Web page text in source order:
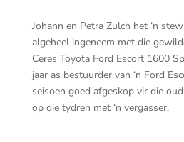
Johann en Petra Zulch het ‘n
algeheel ingeneem met die
Ceres Toyota Ford Escort 1600
jaar as bestuurder van ‘n Ford
seisoen goed afgeskop vir die
op die tydren met ‘n vergasser.